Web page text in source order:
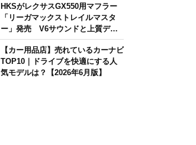
HKSがレクサスGX550用マフラー
「リーガマックストレイルマスタ
ー」発売 V6サウンドと上質デザ
インを両立
【カー用品店】売れているカーナビ
TOP10｜ドライブを快適にする人
気モデルは？【2026年6月版】